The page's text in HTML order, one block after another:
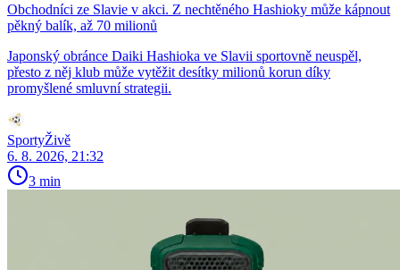
Obchodníci ze Slavie v akci. Z nechtěného Hashioky může kápnout
pěkný balík, až 70 milionů
Japonský obránce Daiki Hashioka ve Slavii sportovně neuspěl,
přesto z něj klub může vytěžit desítky milionů korun díky
promyšlené smluvní strategii.
SportyŽivě
6. 8. 2026, 21:32
3 min